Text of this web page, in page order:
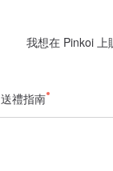
我想在 Pinkoi 上
送禮指南